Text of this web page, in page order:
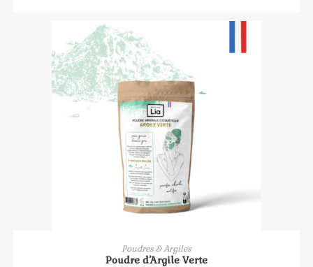
AJOUTER AU PANIER
Poudres & Argiles
Poudre d’Argile Verte